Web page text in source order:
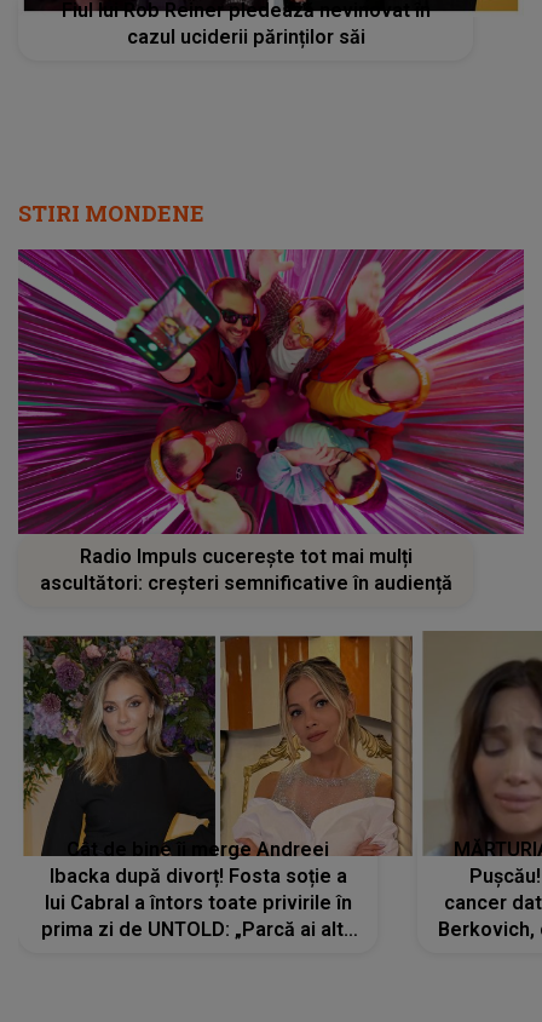
Fiul lui Rob Reiner pledează nevinovat în
cazul uciderii părinților săi
STIRI MONDENE
Radio Impuls cucerește tot mai mulți
ascultători: creșteri semnificative în audiență
Cât de bine îi merge Andreei
Ibacka după divorț! Fosta soție a
lui Cabral a întors toate privirile în
prima zi de UNTOLD: „Parcă ai altă
cancer
Berkovich,